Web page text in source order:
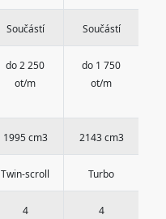
Součástí Součástí
do 2 250
ot/m
do 1 750
ot/m
1995 cm3 2143 cm3
Twin-scroll Turbo
4 4